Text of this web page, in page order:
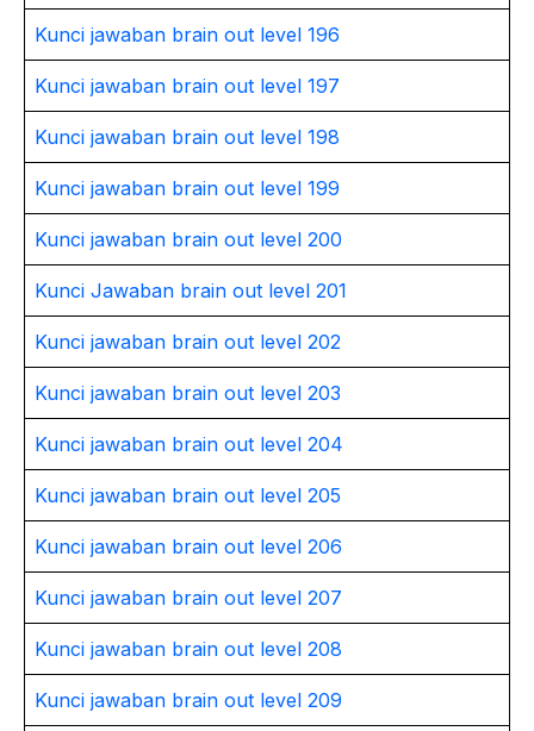
Kunci jawaban brain out level 196
Kunci jawaban brain out level 197
Kunci jawaban brain out level 198
Kunci jawaban brain out level 199
Kunci jawaban brain out level 200
Kunci Jawaban brain out level 201
Kunci jawaban brain out level 202
Kunci jawaban brain out level 203
Kunci jawaban brain out level 204
Kunci jawaban brain out level 205
Kunci jawaban brain out level 206
Kunci jawaban brain out level 207
Kunci jawaban brain out level 208
Kunci jawaban brain out level 209